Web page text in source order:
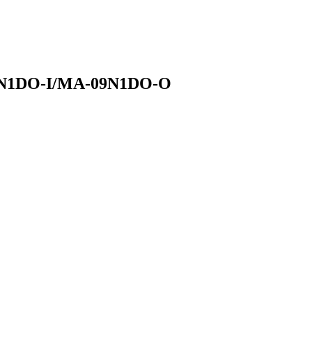
I/MA-09N1DO-O